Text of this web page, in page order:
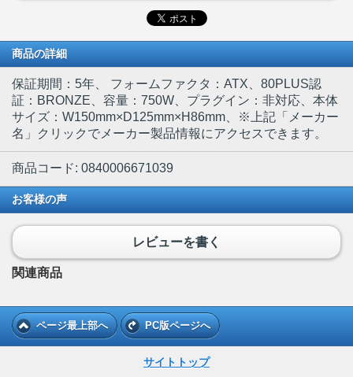
商品の詳細
保証期間：5年、 フォームファクタ：ATX、80PLUS認
証：BRONZE、容量：750W、プラグイン：非対応、本体
サイズ：W150mm×D125mm×H86mm、※上記「メーカー
名」クリックでメーカー製品情報にアクセスできます。
商品コード: 0840006671039
お客様の声
レビューを書く
関連商品
ページ最上部へ PC版ページへ
サイトトップ